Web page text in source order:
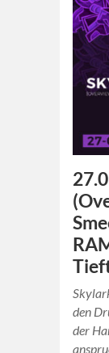
den
der